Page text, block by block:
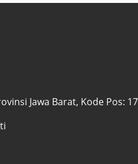
Jawa Barat, Kode Pos: